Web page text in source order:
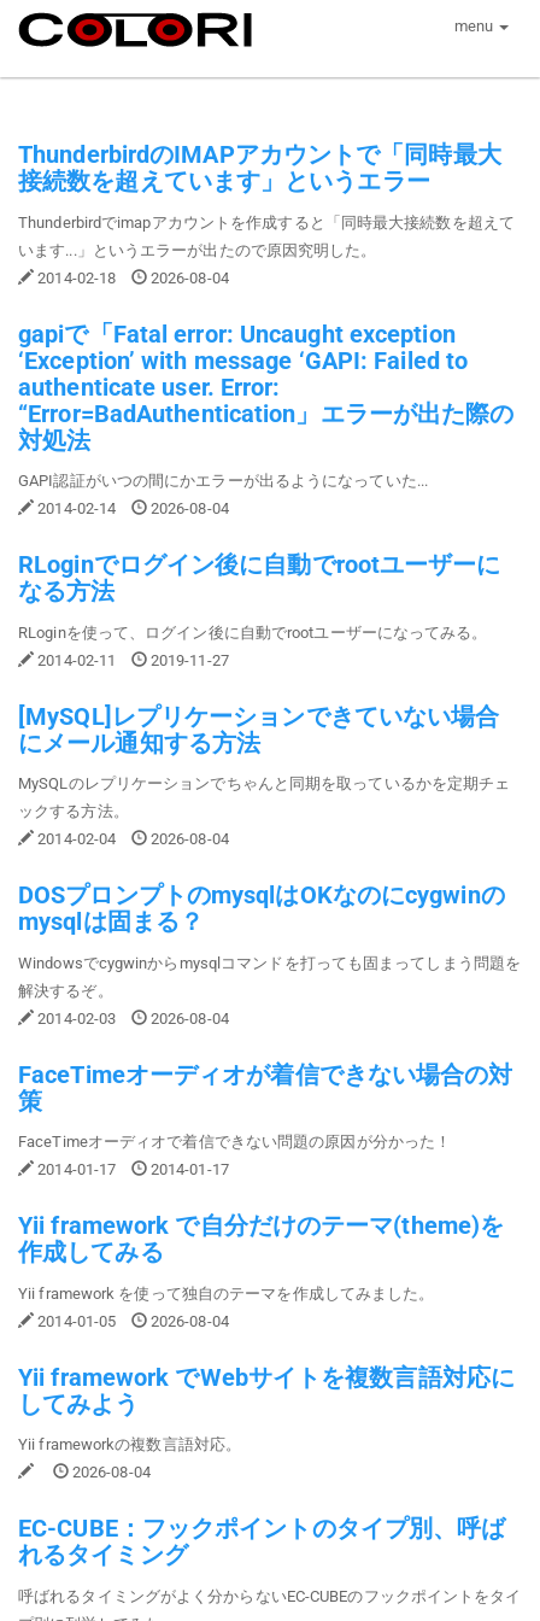
menu
ThunderbirdのIMAPアカウントで「同時最大
接続数を超えています」というエラー
Thunderbirdでimapアカウントを作成すると「同時最大接続数を超えて
います...」というエラーが出たので原因究明した。
2014-02-18
2026-08-04
gapiで「Fatal error: Uncaught exception
‘Exception’ with message ‘GAPI: Failed to
authenticate user. Error:
“Error=BadAuthentication」エラーが出た際の
対処法
GAPI認証がいつの間にかエラーが出るようになっていた...
2014-02-14
2026-08-04
RLoginでログイン後に自動でrootユーザーに
なる方法
RLoginを使って、ログイン後に自動でrootユーザーになってみる。
2014-02-11
2019-11-27
[MySQL]レプリケーションできていない場合
にメール通知する方法
MySQLのレプリケーションでちゃんと同期を取っているかを定期チェ
ックする方法。
2014-02-04
2026-08-04
DOSプロンプトのmysqlはOKなのにcygwinの
mysqlは固まる？
Windowsでcygwinからmysqlコマンドを打っても固まってしまう問題を
解決するぞ。
2014-02-03
2026-08-04
FaceTimeオーディオが着信できない場合の対
策
FaceTimeオーディオで着信できない問題の原因が分かった！
2014-01-17
2014-01-17
Yii framework で自分だけのテーマ(theme)を
作成してみる
Yii framework を使って独自のテーマを作成してみました。
2014-01-05
2026-08-04
Yii framework でWebサイトを複数言語対応に
してみよう
Yii frameworkの複数言語対応。
2026-08-04
EC-CUBE：フックポイントのタイプ別、呼ば
れるタイミング
呼ばれるタイミングがよく分からないEC-CUBEのフックポイントをタイ